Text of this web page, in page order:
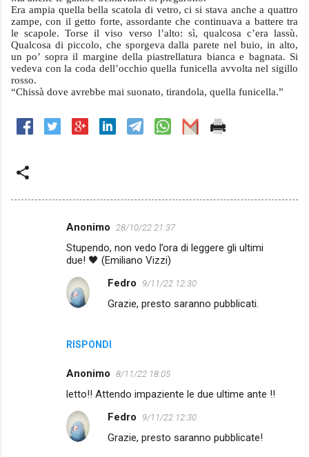
Era ampia quella bella scatola di vetro, ci si stava anche a quattro
zampe, con il getto forte, assordante che continuava a battere tra
le scapole. Torse il viso verso l’alto: sì, qualcosa c’era lassù.
Qualcosa di piccolo, che sporgeva dalla parete nel buio, in alto,
un po’ sopra il margine della piastrellatura bianca e bagnata. Si
vedeva con la coda dell’occhio quella funicella avvolta nel sigillo
rosso.
“Chissà dove avrebbe mai suonato, tirandola, quella funicella.”
Anonimo 28/10/22 21:37
Stupendo, non vedo l’ora di leggere gli ultimi
due! 🖤 (Emiliano Vizzi)
RISPONDI
Fedro 9/11/22 12:30
Grazie, presto saranno pubblicati.
Anonimo 8/11/22 18:05
letto!! Attendo impaziente le due ultime ante !!
Fedro 9/11/22 12:30
Grazie, presto saranno pubblicate!